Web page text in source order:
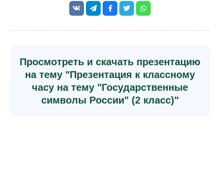
Просмотреть и скачать презентацию
на тему "Презентация к классному
часу на тему "Государственные
символы России" (2 класс)"